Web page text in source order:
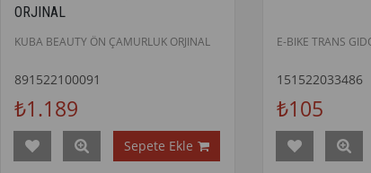
ORJINAL
KUBA BEAUTY ÖN ÇAMURLUK ORJINAL
891522100091
₺1.189
Sepete Ekle
E-BIKE TRANS
151522033486
₺105